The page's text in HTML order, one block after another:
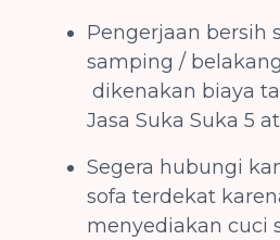
Pengerjaan bersih
samping /
dikenakan biaya
Jasa Suka Suka 5
Segera hubungi
sofa terdekat
menyediakan cuci